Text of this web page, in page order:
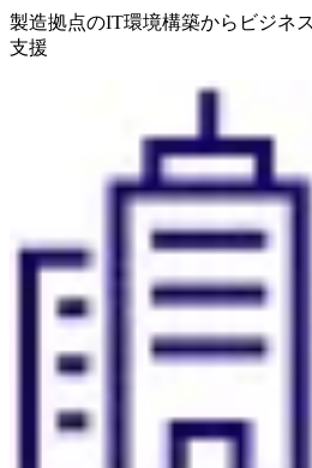
製造拠点のIT環境構築からビジネ
支援